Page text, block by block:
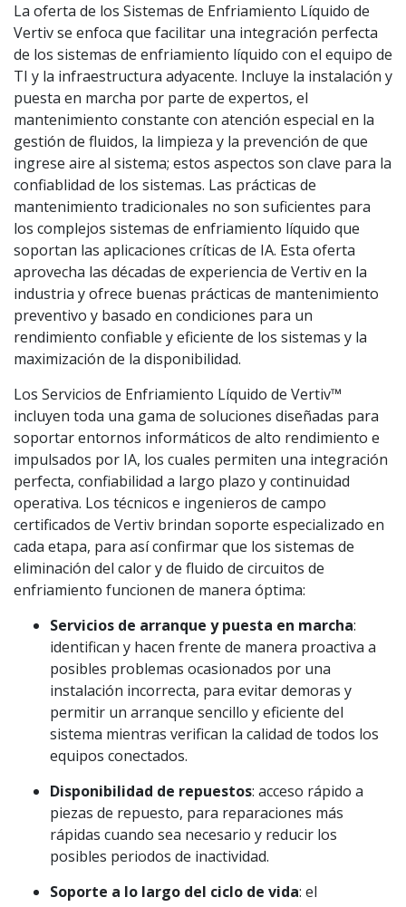
La oferta de los Sistemas de Enfriamiento Líquido de
Vertiv se enfoca que facilitar una integración perfecta
de los sistemas de enfriamiento líquido con el equipo de
TI y la infraestructura adyacente. Incluye la instalación y
puesta en marcha por parte de expertos, el
mantenimiento constante con atención especial en la
gestión de fluidos, la limpieza y la prevención de que
ingrese aire al sistema; estos aspectos son clave para la
confiablidad de los sistemas. Las prácticas de
mantenimiento tradicionales no son suficientes para
los complejos sistemas de enfriamiento líquido que
soportan las aplicaciones críticas de IA. Esta oferta
aprovecha las décadas de experiencia de Vertiv en la
industria y ofrece buenas prácticas de mantenimiento
preventivo y basado en condiciones para un
rendimiento confiable y eficiente de los sistemas y la
maximización de la disponibilidad.
Los Servicios de Enfriamiento Líquido de Vertiv™
incluyen toda una gama de soluciones diseñadas para
soportar entornos informáticos de alto rendimiento e
impulsados por IA, los cuales permiten una integración
perfecta, confiabilidad a largo plazo y continuidad
operativa. Los técnicos e ingenieros de campo
certificados de Vertiv brindan soporte especializado en
cada etapa, para así confirmar que los sistemas de
eliminación del calor y de fluido de circuitos de
enfriamiento funcionen de manera óptima:
Servicios de arranque y puesta en marcha:
identifican y hacen frente de manera proactiva a
posibles problemas ocasionados por una
instalación incorrecta, para evitar demoras y
permitir un arranque sencillo y eficiente del
sistema mientras verifican la calidad de todos los
equipos conectados.
Disponibilidad de repuestos: acceso rápido a
piezas de repuesto, para reparaciones más
rápidas cuando sea necesario y reducir los
posibles periodos de inactividad.
Soporte a lo largo del ciclo de vida: el